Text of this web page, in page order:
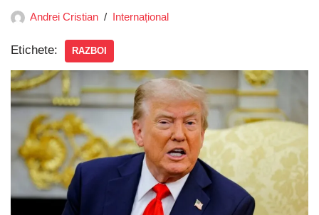
Andrei Cristian Internațional
Etichete: RAZBOI